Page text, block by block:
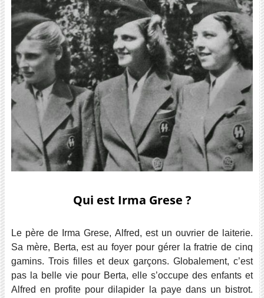
Qui est Irma Grese ?
Le père de Irma Grese, Alfred, est un ouvrier de laiterie.
Sa mère, Berta, est au foyer pour gérer la fratrie de cinq
gamins. Trois filles et deux garçons. Globalement, c’est
pas la belle vie pour Berta, elle s’occupe des enfants et
Alfred en profite pour dilapider la paye dans un bistrot.